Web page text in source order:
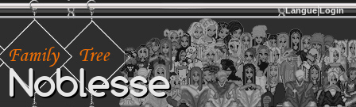
Noblesse
Langue Login